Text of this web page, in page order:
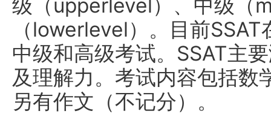
级（upperlevel）、中级（
（lowerlevel）。目前
中级和高级考试。SSAT主
及理解力。考试内容包括数
另有作文（不记分）。